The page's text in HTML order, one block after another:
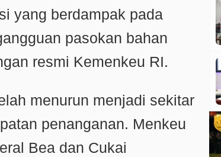
yang berdampak pada
pasokan bahan
resmi Kemenkeu RI.
menurun menjadi sekitar
penanganan. Menkeu
Bea dan Cukai